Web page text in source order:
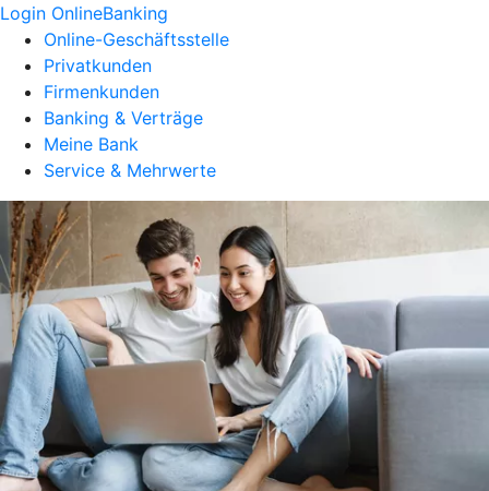
Login OnlineBanking
Online-Geschäftsstelle
Privatkunden
Firmenkunden
Banking & Verträge
Meine Bank
Service & Mehrwerte